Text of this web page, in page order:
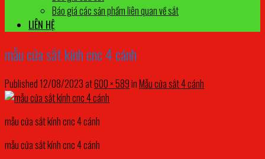
Báo giá các sản phẩm liên quan về sắt
LIÊN HỆ
mẫu cửa sắt kính cnc 4 cánh
Published12/08/2023at600 × 589inMẫu cửa sắt 4 cánh
mẫu cửa sắt kính cnc 4 cánh
mẫu cửa sắt kính cnc 4 cánh